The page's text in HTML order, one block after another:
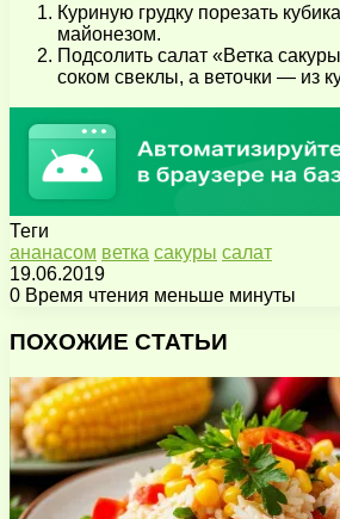
Куриную грудку порезать
майонезом.
Подсолить салат «Ветка
соком свеклы, а веточки — из
Теги
ананасом ветка сакуры салат
19.06.2019
0 Время чтения меньше минуты
через
почту
ПОХОЖИЕ СТАТЬИ